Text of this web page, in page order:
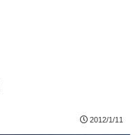
2012/1/11